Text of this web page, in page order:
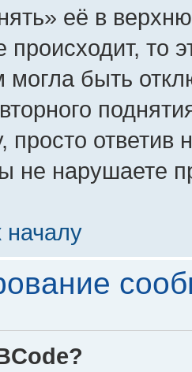
её в
происходит, то
могла быть
просто ответив
не нарушаете
началу